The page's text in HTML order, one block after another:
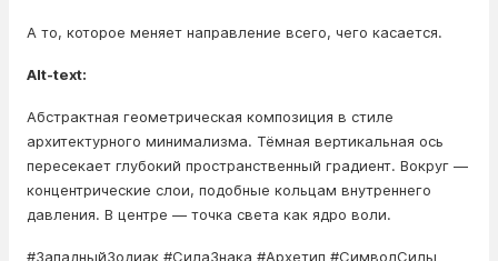
А то, которое меняет направление всего, чего касается.
Alt-text:
Абстрактная геометрическая композиция в стиле
архитектурного минимализма. Тёмная вертикальная ось
пересекает глубокий пространственный градиент. Вокруг —
концентрические слои, подобные кольцам внутреннего
давления. В центре — точка света как ядро воли.
#ЗападныйЗодиак #СилаЗнака #Архетип #СимволСилы